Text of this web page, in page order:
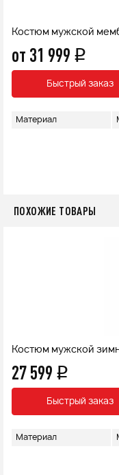
Костюм мужской
от 31 999 q
Быстрый заказ
Материал
ПОХОЖИЕ ТОВАРЫ
Костюм мужской
27 599 q
Быстрый заказ
Материал